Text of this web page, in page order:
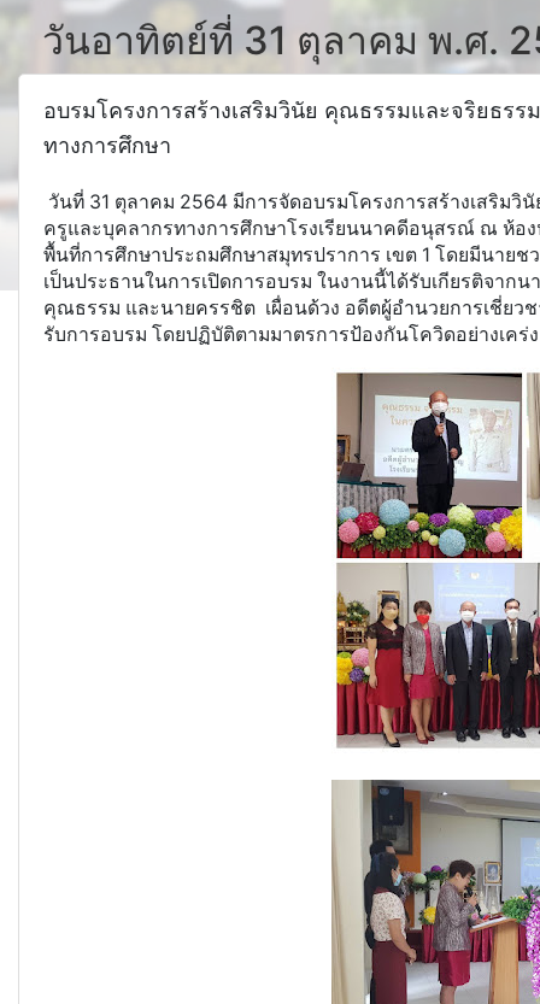
วันอาทิตย์ที่ 31 ตุลาคม พ.ศ.
อบรมโครงการสร้างเสริมวินัย คุณธรรมและจริยธร
ทางการศึกษา
วันที่ 31 ตุลาคม 2564 มีการจัดอบรมโครงการสร้างเสริม
ครูและบุคลากรทางการศึกษาโรงเรียนนาคดีอนุสรณ์ ณ ห้อ
พื้นที่การศึกษาประถมศึกษาสมุทรปราการ เขต 1 โดยมีนาย
เป็นประธานในการเปิดการอบรม ในงานนี้ได้รับเกียรติจา
คุณธรรม และนายครรชิต เผื่อนด้วง อดีตผู้อำนวยการเชี่ยว
รับการอบรม โดยปฏิบัติตามมาตรการป้องกันโควิดอย่างเคร่